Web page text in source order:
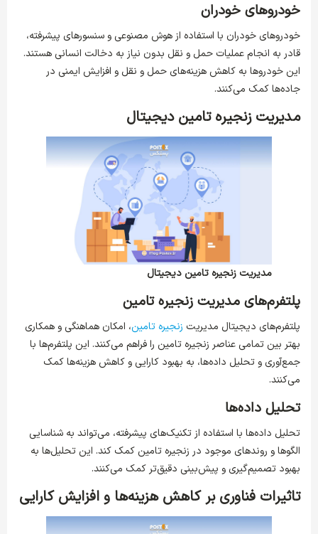
خودروهای خودران
خودروهای خودران با استفاده از هوش مصنوعی و سنسورهای پیشرفته،
قادر به انجام عملیات حمل و نقل بدون نیاز به دخالت انسانی هستند.
این خودروها به کاهش هزینه‌های حمل و نقل و افزایش ایمنی در
جاده‌ها کمک می‌کنند.
مدیریت زنجیره تامین دیجیتال
مدیریت زنجیره تامین دیجیتال
پلتفرم‌های مدیریت زنجیره تامین
پلتفرم‌های دیجیتال مدیریت زنجیره تامین، امکان هماهنگی و همکاری
بهتر بین تمامی عناصر زنجیره تامین را فراهم می‌کنند. این پلتفرم‌ها با
جمع‌آوری و تحلیل داده‌ها، به بهبود کارایی و کاهش هزینه‌ها کمک
می‌کنند.
تحلیل داده‌ها
تحلیل داده‌ها با استفاده از تکنیک‌های پیشرفته، می‌تواند به شناسایی
الگوها و روندهای موجود در زنجیره تامین کمک کند. این تحلیل‌ها به
بهبود تصمیم‌گیری و پیش‌بینی دقیق‌تر کمک می‌کنند.
تاثیرات فناوری بر کاهش هزینه‌ها و افزایش کارایی